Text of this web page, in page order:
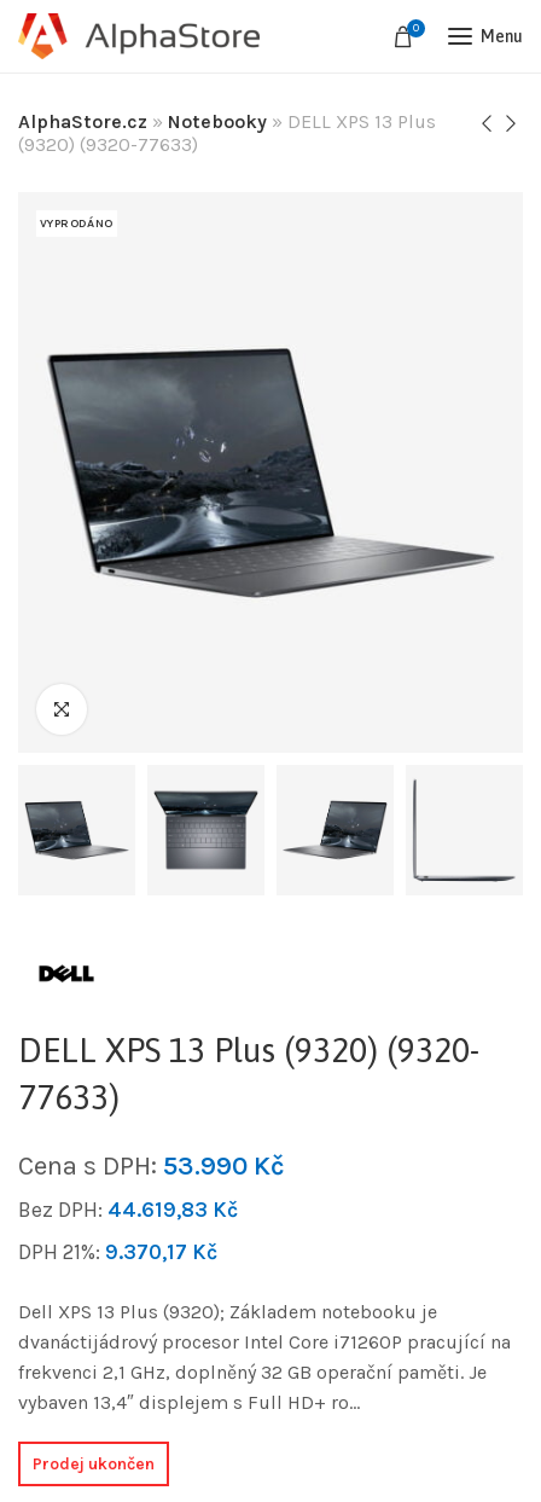
0 Menu
AlphaStore.cz » Notebooky » DELL XPS 13 Plus
(9320) (9320-77633)
VYPRODÁNO
DELL XPS 13 Plus (9320) (9320-
77633)
Cena s DPH: 53.990 Kč
Bez DPH: 44.619,83 Kč
DPH 21%: 9.370,17 Kč
Dell XPS 13 Plus (9320); Základem notebooku je
dvanáctijádrový procesor Intel Core i71260P pracující na
frekvenci 2,1 GHz, doplněný 32 GB operační paměti. Je
vybaven 13,4″ displejem s Full HD+ ro…
Prodej ukončen